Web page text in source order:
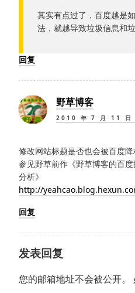
其实有点过了，百度越是
法，就越导致垃圾信息和
回复
野草博客
2010 年 7 月 11 日
修改网站标题是否也会被百度降
参见野草前作《野草博客的百
分析》
http://
回复
发表回复
您的邮箱地址不会被公开。